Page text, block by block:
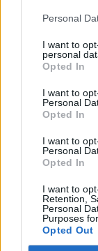
Personal
I want to
personal
Opted In
I want to
Personal
Opted In
I want to
Personal
Opted In
I want to
Retention,
Personal
Purposes
Opted Out
USA–Tshekki su
ulosajo puhutti